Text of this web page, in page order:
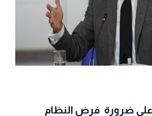
ضرورة فرض النظام